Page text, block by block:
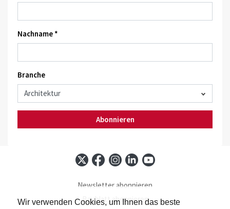
Wir verwenden Cookies, um Ihnen das beste
Nachname *
Branche
Abonnieren
Newsletter abonnieren
Baublatt abonnieren